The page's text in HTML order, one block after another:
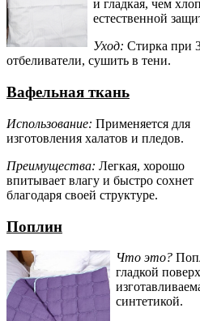
и гладкая, чем
естественной
Уход: Стирка при
отбеливатели, сушить в тени.
Вафельная ткань
Использование: Применяется для
изготовления халатов и пледов.
Преимущества: Легкая, хорошо
впитывает влагу и быстро сохнет
благодаря своей структуре.
Поплин
Что это?
гладкой
синтетикой.